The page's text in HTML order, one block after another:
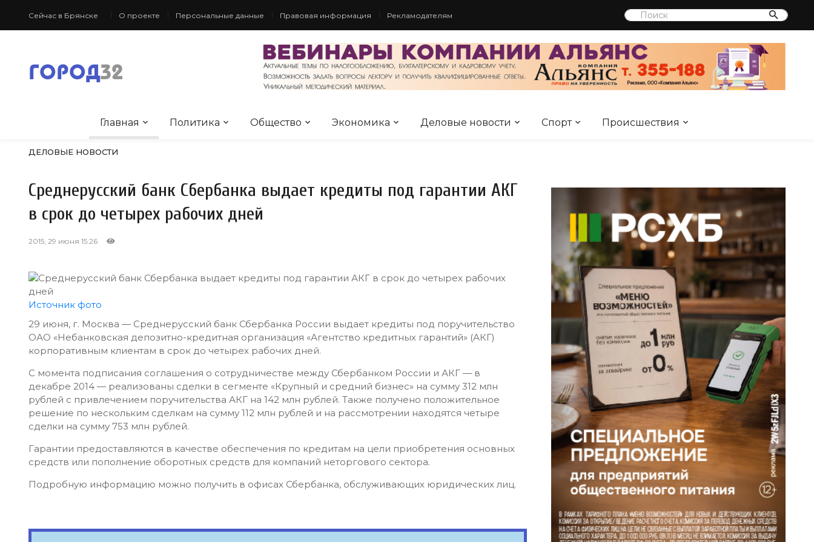
Сейчас в Брянске О проекте Персональные данные Правовая информация Рекламодателям
Главная Политика Общество Экономика Деловые новости Спорт Происшествия
ДЕЛОВЫЕ НОВОСТИ
Среднерусский банк Сбербанка выдает кредиты под гарантии АКГ
в срок до четырех рабочих дней
2015, 29 июня 15:26
Источник фото
29 июня, г. Москва — Среднерусский банк Сбербанка России выдает кредиты под поручительство
ОАО «Небанковская депозитно-кредитная организация «Агентство кредитных гарантий» (АКГ)
корпоративным клиентам в срок до четырех рабочих дней.
С момента подписания соглашения о сотрудничестве между Сбербанком России и АКГ — в
декабре 2014 — реализованы сделки в сегменте «Крупный и средний бизнес» на сумму 312 млн
рублей с привлечением поручительства АКГ на 142 млн рублей. Также получено положительное
решение по нескольким сделкам на сумму 112 млн рублей и на рассмотрении находятся четыре
сделки на сумму 753 млн рублей.
Гарантии предоставляются в качестве обеспечения по кредитам на цели приобретения основных
средств или пополнение оборотных средств для компаний неторгового сектора.
Подробную информацию можно получить в офисах Сбербанка, обслуживающих юридических лиц.